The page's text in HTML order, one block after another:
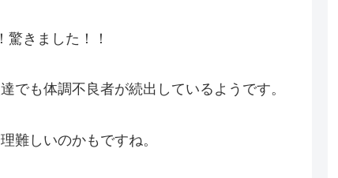
驚きました！！
でも体調不良者が続出しているようです。
難しいのかもですね。